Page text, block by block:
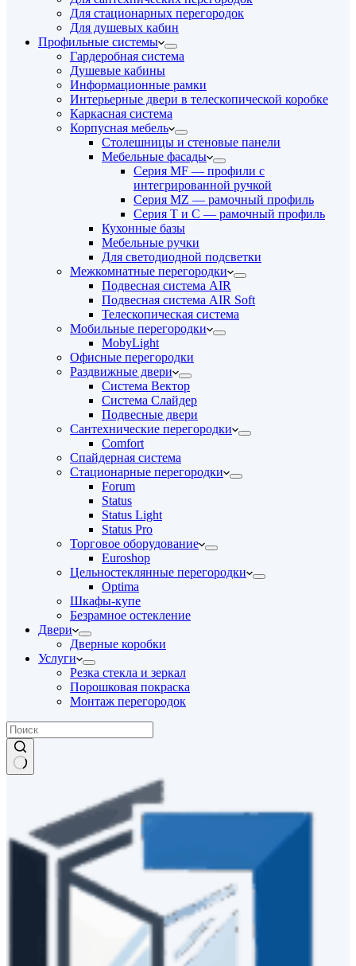
Для стационарных перегородок
Для душевых кабин
Профильные системы
Гардеробная система
Душевые кабины
Информационные рамки
Интерьерные двери в телескопической коробке
Каркасная система
Корпусная мебель
Столешницы и стеновые панели
Мебельные фасады
Серия MF — профили с
интегрированной ручкой
Серия MZ — рамочный профиль
Серия T и C — рамочный профиль
Кухонные базы
Мебельные ручки
Для светодиодной подсветки
Межкомнатные перегородки
Подвесная система AIR
Подвесная система AIR Soft
Телескопическая система
Мобильные перегородки
MobyLight
Офисные перегородки
Раздвижные двери
Система Вектор
Система Слайдер
Подвесные двери
Сантехнические перегородки
Comfort
Спайдерная система
Стационарные перегородки
Forum
Status
Status Light
Status Pro
Торговое оборудование
Euroshop
Цельностеклянные перегородки
Optima
Шкафы-купе
Безрамное остекление
Двери
Дверные коробки
Услуги
Резка стекла и зеркал
Порошковая покраска
Монтаж перегородок